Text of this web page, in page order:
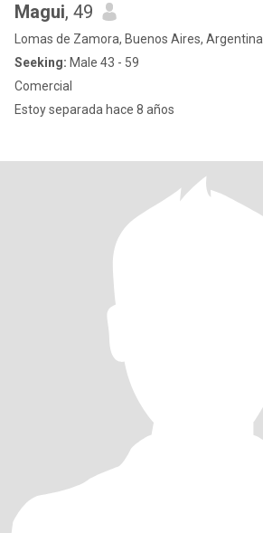
Magui, 49
Lomas de Zamora, Buenos Aires, Argentina
Seeking: Male 43 - 59
Comercial
Estoy separada hace 8 años